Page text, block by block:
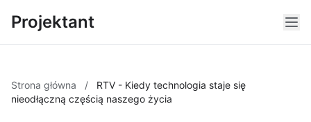
Projektant
Strona główna /
RTV - Kiedy technologia staje się
nieodłączną częścią naszego życia